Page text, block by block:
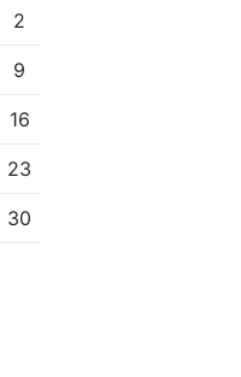
2
9
16
23
30